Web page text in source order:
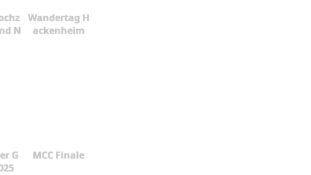
N
Wandertag H
ackenheim
G
MCC Finale